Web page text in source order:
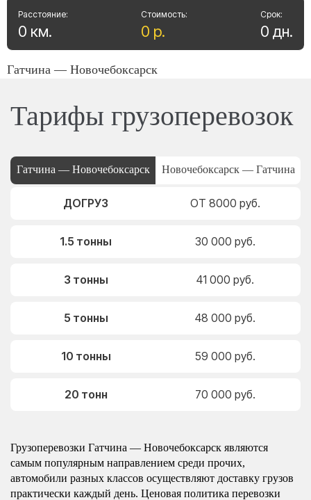
Стоимость:
0 р.
Расстояние:
0 км.
Срок:
0 дн.
Гатчина — Новочебоксарск
Тарифы грузоперевозок
Гатчина — Новочебоксарск Новочебоксарск — Гатчина
ДОГРУЗ ОТ 8000 руб.
1.5 тонны 30 000 руб.
3 тонны 41 000 руб.
5 тонны 48 000 руб.
10 тонны 59 000 руб.
20 тонн 70 000 руб.
Грузоперевозки Гатчина — Новочебоксарск являются
самым популярным направлением среди прочих,
автомобили разных классов осуществляют доставку грузов
практически каждый день. Ценовая политика перевозки